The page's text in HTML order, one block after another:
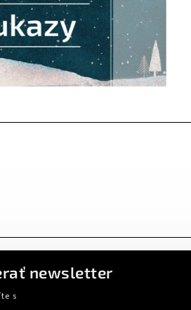
newsletter
s